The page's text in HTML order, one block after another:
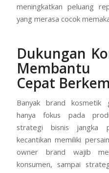
meningkatkan peluang
yang merasa cocok
Dukungan
Membantu
Cepat
Banyak brand kosmetik
hanya fokus pada
strategi bisnis jangka
kecantikan memiliki
owner brand wajib
konsumen, sampai